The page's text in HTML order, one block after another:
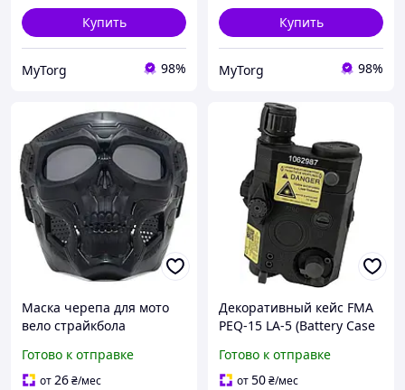
Купить
MyTorg 98%
Купить
MyTorg 98%
Маска черепа для мото
вело страйкбола
Готово к отправке
от26₴/мес
Декоративный кейс FMA
PEQ-15 LA-5 (Battery Case
Airsoft, черный
Готово к отправке
от50₴/мес